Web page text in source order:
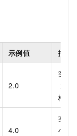
示例值 描述
2.0
实例
核。
4.0
实例
小。